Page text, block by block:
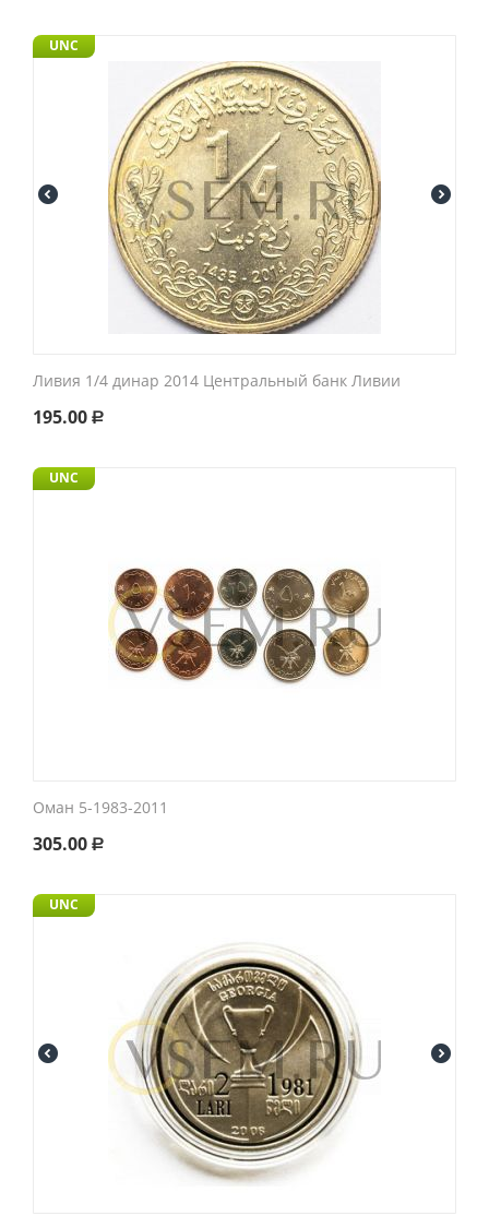
UNC
Ливия 1/4 динар 2014 Центральный банк Ливии
195.00 Р
UNC
Оман 5-1983-2011
305.00 Р
UNC